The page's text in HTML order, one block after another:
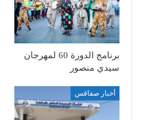
برنامج الدورة 60 لمهرجان
سيدي منصور
أخبار صفاقس